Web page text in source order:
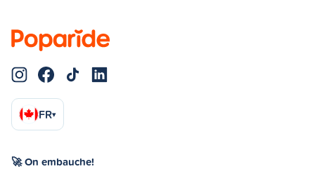
FR▾
🚀 On embauche!